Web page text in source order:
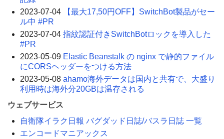
2023-07-04
【最大17,50円OFF】SwitchBot製品がセー
ル中 #PR
2023-07-04 指紋認証付きSwitchBotロックを導入した
#PR
2023-05-09 Elastic Beanstalk の nginx で静的ファイル
にCORSヘッダーをつける方法
2023-05-08 ahamo海外データは国内と共有で、大盛り
利用時は海外分20GBは温存される
ウェブサービス
自衛隊イラク日報 バグダッド日誌/バスラ日誌 一覧
エンコードマニアックス